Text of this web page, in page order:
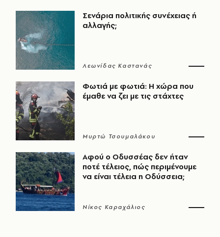
Σενάρια πολιτικής συνέχειας ή
αλλαγής;
Λεωνίδας Καστανάς
Φωτιά με φωτιά: Η χώρα που
έμαθε να ζει με τις στάχτες
Μυρτώ Τσουμαλάκου
Αφού ο Οδυσσέας δεν ήταν
ποτέ τέλειος, πώς περιμένουμε
να είναι τέλεια η Οδύσσεια;
Νίκος Καραχάλιος